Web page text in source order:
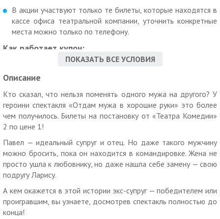
В акции участвуют только те билеты, которые находятся в
кассе офиса театральной компании, уточнить конкретные
места можно только по телефону.
Как работает купон:
Действие купона распространяется на одного человека.
Вы можете взять не более 10 купонов по данной акции.
Скидка по купону не суммируется с другими скидками и
спецпредложениями.
Для получения скидки необходимо предъявить
неиспользованный ранее купон с уникальным номером на
экране телефона или в распечатанном виде.
Обязательна предварительная бронь билетов по телефону.
«МегаКупон» не несет ответственности за отмену, перенос
и изменение даты/времени мероприятий.
Услуги (товары) предоставляются ИП Хорожанский
Владимир Янович, ОГРНИП 314774614900429
ПОКАЗАТЬ ВСЕ УСЛОВИЯ
Описание
Кто сказал, что нельзя поменять одного мужа на другого? У
героини спектакля «Отдам мужа в хорошие руки» это более
чем получилось. Билеты на постановку от «Театра Комедии»
2 по цене 1!
Павел — идеальный супруг и отец. Но даже такого мужчину
можно бросить, пока он находится в командировке. Жена не
просто ушла к любовнику, но даже нашла себе замену — свою
подругу Ларису.
А кем окажется в этой истории экс-супруг — победителем или
проигравшим, вы узнаете, досмотрев спектакль полностью до
конца!